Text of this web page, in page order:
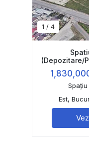
1 / 4
(Depozitare/
Est,